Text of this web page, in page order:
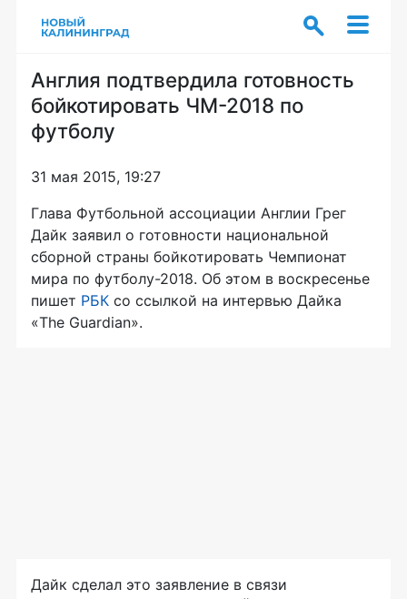
Англия подтвердила готовность
бойкотировать ЧМ-2018 по
футболу
31 мая 2015, 19:27
Глава Футбольной ассоциации Англии Грег
Дайк заявил о готовности национальной
сборной страны бойкотировать Чемпионат
мира по футболу-2018. Об этом в воскресенье
пишет РБК со ссылкой на интервью Дайка
«The Guardian».
Дайк сделал это заявление в связи